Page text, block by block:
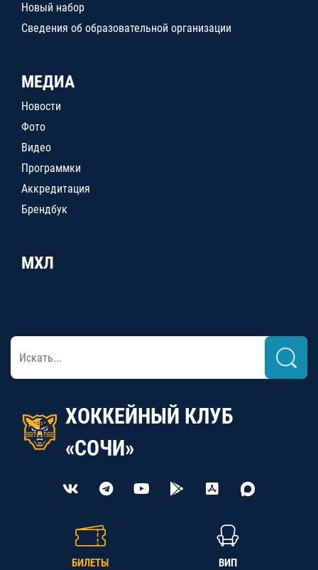
Новый набор
Сведения об образовательной организации
МЕДИА
Новости
Фото
Видео
Программки
Аккредитация
Брендбук
МХЛ
ХОККЕЙНЫЙ КЛУБ
«СОЧИ»
БИЛЕТЫ ВИП